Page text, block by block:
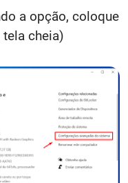
a opção, coloque
cheia)